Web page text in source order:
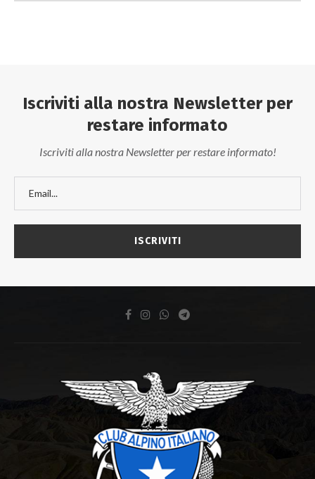
Iscriviti alla nostra Newsletter per
restare informato
Iscriviti alla nostra Newsletter per restare informato!